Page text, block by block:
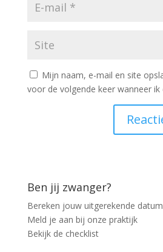
Mijn naam, e-mail en site
voor de volgende keer wanneer ik
Ben jij zwanger?
Bereken jouw uitgerekende datum
Meld je aan bij onze praktijk
Bekijk de checklist